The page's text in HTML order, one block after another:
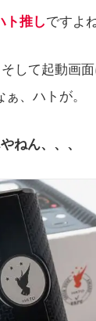
ト推しですよ
して起動画
、ハトが。
ねん、、、